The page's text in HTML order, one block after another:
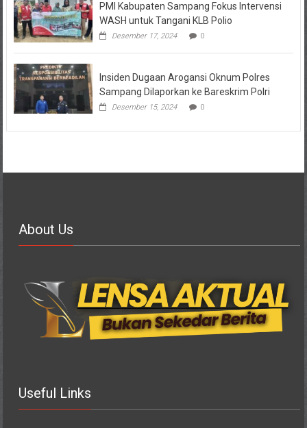
PMI Kabupaten Sampang Fokus Intervensi
WASH untuk Tangani KLB Polio
Desember 17, 2024 0
Insiden Dugaan Arogansi Oknum Polres
Sampang Dilaporkan ke Bareskrim Polri
Desember 15, 2024 0
About Us
Useful Links